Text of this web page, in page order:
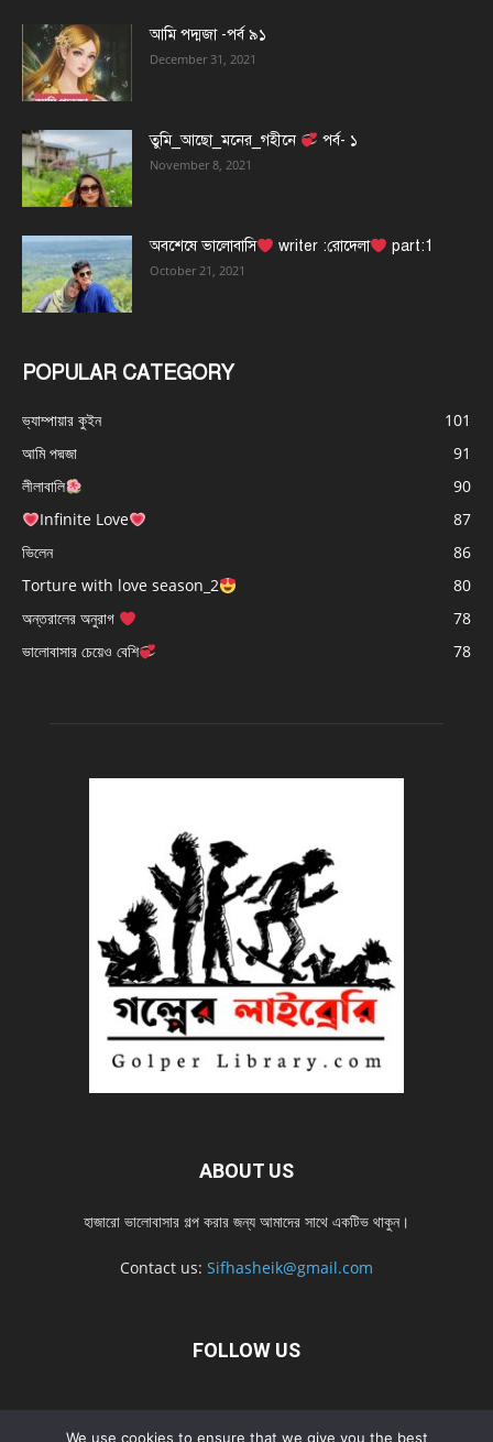
আমি পদ্মজা -পর্ব ৯১
December 31, 2021
তুমি_আছো_মনের_গহীনে পর্ব- ১
November 8, 2021
অবশেষে ভালোবাসি writer :রোদেলা part:1
October 21, 2021
POPULAR CATEGORY
ভ্যাম্পায়ার কুইন
101
আমি পদ্মজা
91
লীলাবালি
90
Infinite Love
87
ভিলেন
86
Torture with love season_2
80
অন্তরালের অনুরাগ
78
ভালোবাসার চেয়েও বেশি
78
ABOUT US
হাজারো ভালোবাসার গল্প করার জন্য আমাদের সাথে একটিভ থাকুন।
Contact us: Sifhasheik@gmail.com
FOLLOW US
Home Contact us Privacy Policy শ্রেনী শ্রেনী – mobile
We use cookies to ensure that we give you the best